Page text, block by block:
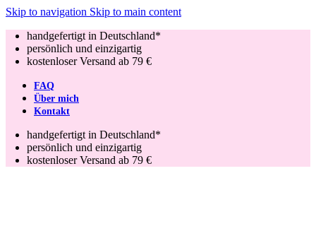
Skip to navigation Skip to main content
handgefertigt in Deutschland*
persönlich und einzigartig
kostenloser Versand ab 79 €
FAQ
Über mich
Kontakt
handgefertigt in Deutschland*
persönlich und einzigartig
kostenloser Versand ab 79 €